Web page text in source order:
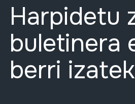
Harpidetu
buletinera
berri